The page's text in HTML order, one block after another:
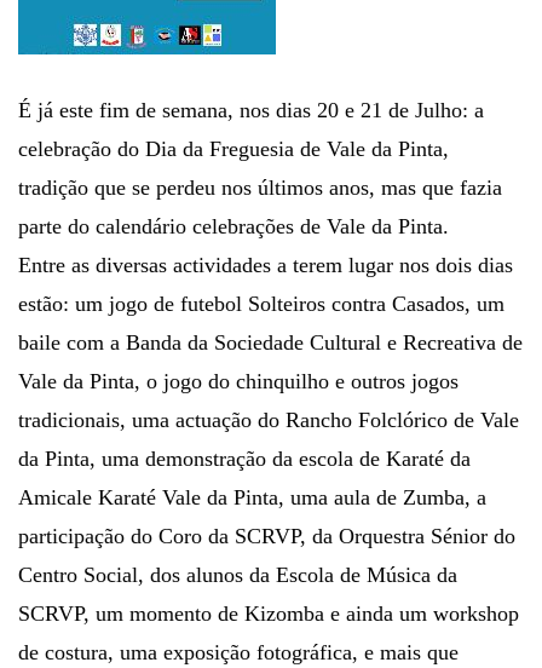
É já este fim de semana, nos dias 20 e 21 de Julho: a
celebração do Dia da Freguesia de Vale da Pinta,
tradição que se perdeu nos últimos anos, mas que fazia
parte do calendário celebrações de Vale da Pinta.
Entre as diversas actividades a terem lugar nos dois dias
estão: um jogo de futebol Solteiros contra Casados, um
baile com a Banda da Sociedade Cultural e Recreativa de
Vale da Pinta, o jogo do chinquilho e outros jogos
tradicionais, uma actuação do Rancho Folclórico de Vale
da Pinta, uma demonstração da escola de Karaté da
Amicale Karaté Vale da Pinta, uma aula de Zumba, a
participação do Coro da SCRVP, da Orquestra Sénior do
Centro Social, dos alunos da Escola de Música da
SCRVP, um momento de Kizomba e ainda um workshop
de costura, uma exposição fotográfica, e mais que